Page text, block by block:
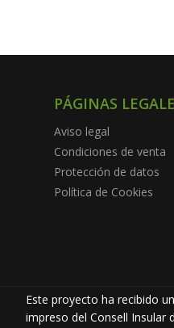
PÁGINAS
Aviso legal
Condiciones de venta
Protección de datos
Política de Cookies
Este proyecto ha recibido
impreso del Consell Insular